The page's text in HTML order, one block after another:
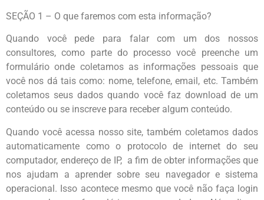
SEÇÃO 1 – O que faremos com esta informação?
Quando você pede para falar com um dos nossos
consultores, como parte do processo você preenche um
formulário onde coletamos as informações pessoais que
você nos dá tais como: nome, telefone, email, etc. Também
coletamos seus dados quando você faz download de um
conteúdo ou se inscreve para receber algum conteúdo.
Quando você acessa nosso site, também coletamos dados
automaticamente como o protocolo de internet do seu
computador, endereço de IP, a fim de obter informações que
nos ajudam a aprender sobre seu navegador e sistema
operacional. Isso acontece mesmo que você não faça login